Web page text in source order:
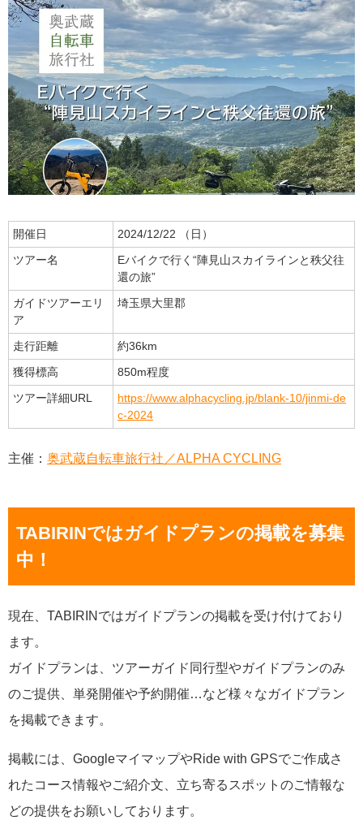
開催日
2024/12/22 （日）
ツアー名
Eバイクで行く“陣見山スカイラインと秩父往
還の旅”
ガイドツアーエリ
ア
埼玉県大里郡
走行距離
約36km
獲得標高
850m程度
ツアー詳細URL
https://www.alphacycling.jp/blank-10/jinmi-de
c-2024
主催： 奥武蔵自転車旅行社／ALPHA CYCLING
TABIRINではガイドプランの掲載を募集
中！
現在、TABIRINではガイドプランの掲載を受け付けており
ます。
ガイドプランは、ツアーガイド同行型やガイドプランのみ
のご提供、単発開催や予約開催…など様々なガイドプラン
を掲載できます。
掲載には、GoogleマイマップやRide with GPSでご作成さ
れたコース情報やご紹介文、 立ち寄るスポットのご情報な
どの提供をお願いしております。